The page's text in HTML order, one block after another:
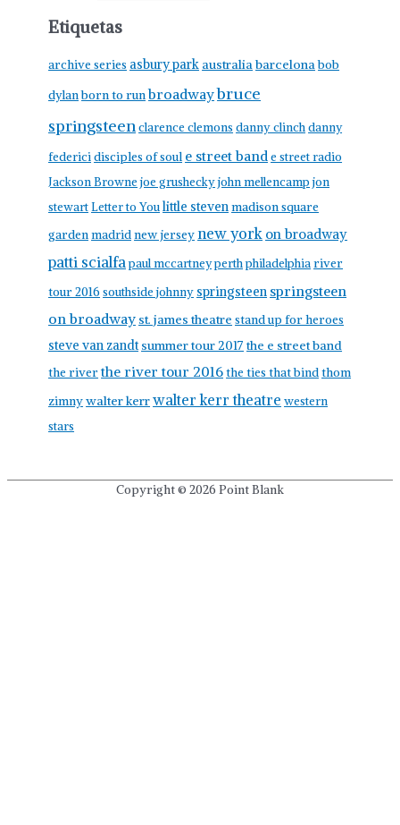
Etiquetas
archive series asbury park australiabarcelonabob
dylanborn to runbroadwaybruce
springsteenclarence clemons danny clinchdanny
federicidisciples of soul e street bande street radio
Jackson Browne joe grusheckyjohn mellencamp jon
stewartLetter to Youlittle stevenmadison square
gardenmadridnew jerseynew york on broadway
patti scialfapaul mccartneyperthphiladelphiariver
tour 2016southside johnny springsteen springsteen
on broadway st. james theatre stand up for heroes
steve van zandt summer tour 2017 the e street band
the riverthe river tour 2016the ties that bindthom
zimnywalter kerrwalter kerr theatre western
stars
Copyright © 2026 Point Blank